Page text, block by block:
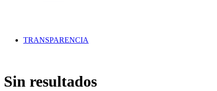
TRANSPARENCIA
Sin resultados